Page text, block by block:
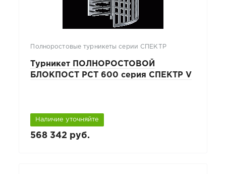
Полноростовые турникеты серии СПЕКТР
Турникет ПОЛНОРОСТОВОЙ
БЛОКПОСТ РСТ 600 серия СПЕКТР V
Наличие уточняйте
568 342 руб.